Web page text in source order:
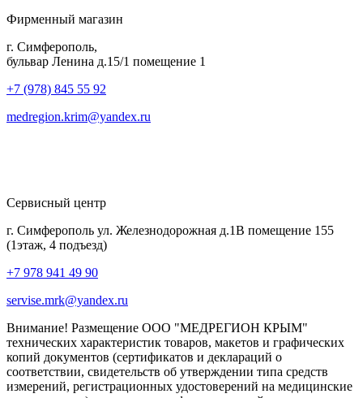
Фирменный магазин
г. Симферополь,
бульвар Ленина д.15/1 помещение 1
+7 (978) 845 55 92
medregion.krim@yandex.ru
Сервисный центр
г. Симферополь ул. Железнодорожная д.1В помещение 155
(1этаж, 4 подъезд)
+7 978 941 49 90
servise.mrk@yandex.ru
Внимание! Размещение ООО "МЕДРЕГИОН КРЫМ"
технических характеристик товаров, макетов и графических
копий документов (сертификатов и деклараций о
соответствии, свидетельств об утверждении типа средств
измерений, регистрационных удостоверений на медицинские